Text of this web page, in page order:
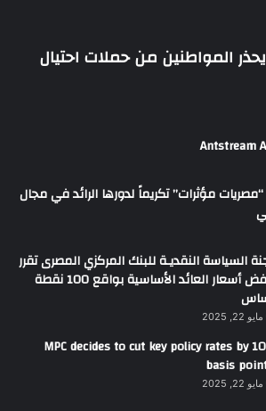
المواطنين من حملات احتيال
مؤثرات” تكريماً لدورها الرائد في مجال
السياسة النقديـة للبنك المركزي المصرى تقرر
خفض أسعار العائد الأساسية بواقع 100 نقطة
مايو 22, 2025
MPC decides to cut key policy rates by
basis
مايو 22, 2025